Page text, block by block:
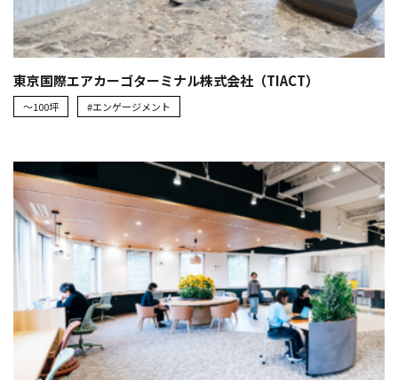
東京国際エアカーゴターミナル株式会社（TIACT）
～100坪 #エンゲージメント